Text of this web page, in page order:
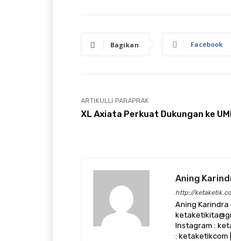
Bagikan Facebook
ARTIKULLI PARAPRAK
XL Axiata Perkuat Dukungan ke
Aning
http://
Aning Karindra
Instagram :
: ketaketikcom